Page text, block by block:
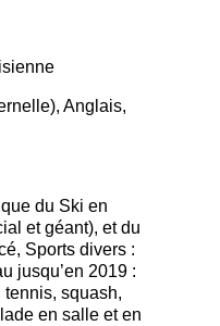
Anglais,
du Ski en
et géant), et du
Sports divers :
jusqu’en 2019 :
squash,
en salle et en